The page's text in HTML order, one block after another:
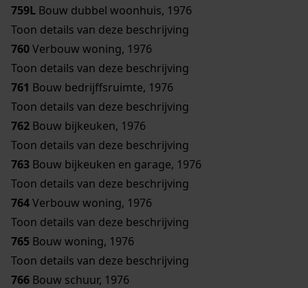
759L Bouw dubbel woonhuis, 1976
Toon details van deze beschrijving
760Verbouw woning, 1976
Toon details van deze beschrijving
761 Bouw bedrijffsruimte, 1976
Toon details van deze beschrijving
762 Bouw bijkeuken, 1976
Toon details van deze beschrijving
763 Bouw bijkeuken en garage, 1976
Toon details van deze beschrijving
764Verbouw woning, 1976
Toon details van deze beschrijving
765 Bouw woning, 1976
Toon details van deze beschrijving
766 Bouw schuur, 1976